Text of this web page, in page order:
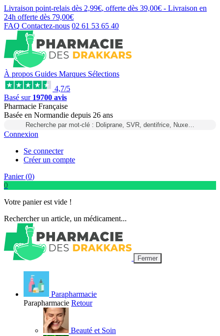
Livraison point-relais dès 2,99€, offerte dès 39,00€ - Livraison en
24h offerte dès 79,00€
FAQ Contactez-nous 02 61 53 65 40
À propos Guides Marques Sélections
4,7/5
Basé sur 19700 avis
Pharmacie Française
Basée en Normandie depuis 26 ans
Recherche par mot-clé : Doliprane, SVR, dentifrice, Nuxe…
Connexion
Se connecter
Créer un compte
Panier (0)
0
Votre panier est vide !
Rechercher un article, un médicament...
Fermer
Parapharmacie
Parapharmacie Retour
Beauté et Soin